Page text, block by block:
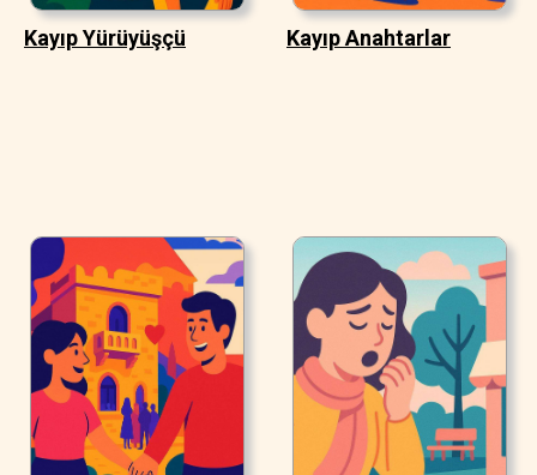
Kayıp Yürüyüşçü Kayıp Anahtarlar